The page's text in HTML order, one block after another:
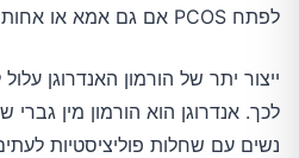
לפתח PCOS אם גם אמא או אחות סובלות מן הבעיה.
ייצור יתר של הורמון האנדרוגן
לכך. אנדרוגן הוא הורמון מין
נשים עם שחלות פוליציסטיות